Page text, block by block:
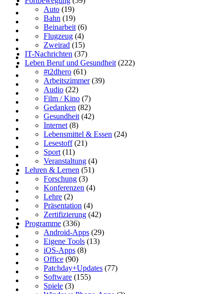
Auto (19)
Bahn (19)
Beinarbeit (6)
Flugzeug (4)
Zweirad (15)
IT-Nachrichten (37)
Leben Beruf und Gesundheit (222)
#t2dhero (61)
Arbeitszimmer(39)
Audio (22)
Film / Kino (7)
Gedanken (82)
Gesundheit (42)
Internet (8)
Lebensmittel & Essen (24)
Lesestoff(21)
Sport (11)
Veranstaltung (4)
Lehren & Lernen (51)
Forschung (3)
Konferenzen (4)
Lehre (2)
Präsentation (4)
Zertifizierung (42)
Programme (336)
Android-Apps (29)
Eigene Tools (13)
iOS-Apps (8)
Office (90)
Patchday+Updates (77)
Software (155)
Spiele (3)